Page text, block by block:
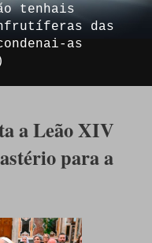
tenhais
das
as
a Leão XIV
para a